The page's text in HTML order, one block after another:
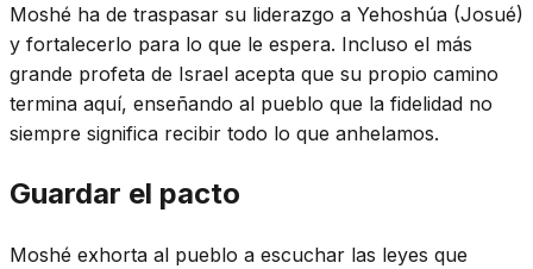
Moshé ha de traspasar su liderazgo a Yehoshúa (Josué)
y fortalecerlo para lo que le espera. Incluso el más
grande profeta de Israel acepta que su propio camino
termina aquí, enseñando al pueblo que la fidelidad no
siempre significa recibir todo lo que anhelamos.
Guardar el pacto
Moshé exhorta al pueblo a escuchar las leyes que